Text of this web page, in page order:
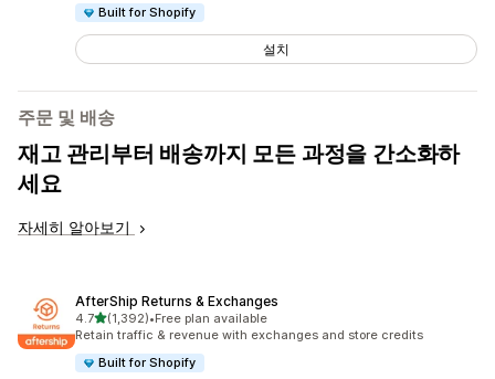
Built for Shopify
설치
주문 및 배송
재고 관리부터 배송까지 모든 과정을 간소화하
세요
자세히 알아보기
AfterShip Returns & Exchanges
4.7별 5개 중
(1,392)
총 리뷰 1392개
•Free plan available
Retain traffic & revenue with exchanges and store credits
Built for Shopify